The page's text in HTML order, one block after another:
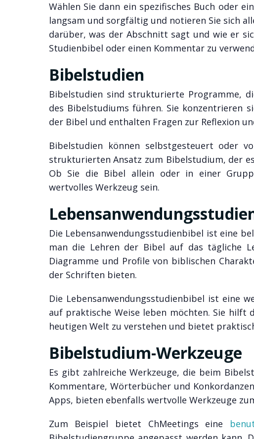
Wählen Sie dann ein spezifisches Buch oder
langsam und sorgfältig und notieren Sie sich
darüber, was der Abschnitt sagt und wie er
Studienbibel oder einen Kommentar zu
Bibelstudien
Bibelstudien sind strukturierte Programme,
des Bibelstudiums führen. Sie konzentrieren
der Bibel und enthalten Fragen zur Reflexion
Bibelstudien können selbstgesteuert oder
strukturierten Ansatz zum Bibelstudium, der
Ob Sie die Bibel allein oder in einer
wertvolles Werkzeug sein.
Die Lebensanwendungsstudienbibel ist eine
man die Lehren der Bibel auf das tägliche
Diagramme und Profile von biblischen
der Schriften bieten.
Die Lebensanwendungsstudienbibel ist eine
auf praktische Weise leben möchten. Sie hilft
heutigen Welt zu verstehen und bietet
Bibelstudium-Werkzeuge
Es gibt zahlreiche Werkzeuge, die beim
Kommentare, Wörterbücher und
Apps, bieten ebenfalls wertvolle Werkzeuge
Zum Beispiel bietet ChMeetings eine